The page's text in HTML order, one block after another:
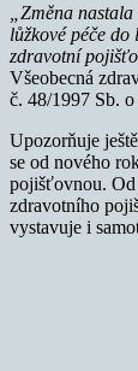
„Změna
lůžkové péče do
zdravotní
Všeobecná
č. 48/1997 Sb.
Upozorňuje
se od nového
pojišťovnou. Od
zdravotního
vystavuje i